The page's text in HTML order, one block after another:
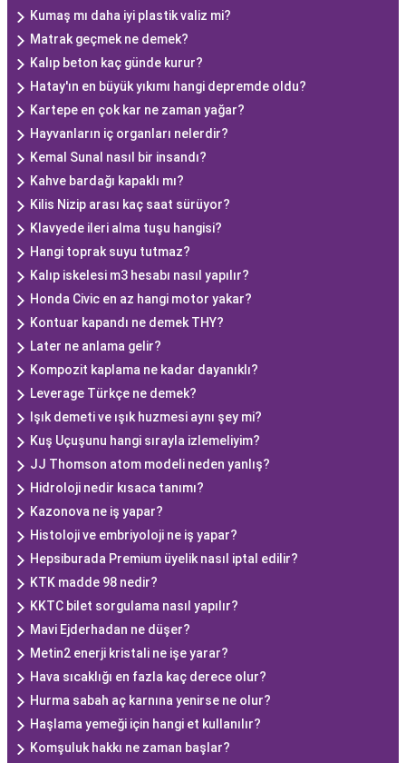
Kumaş mı daha iyi plastik valiz mi?
Matrak geçmek ne demek?
Kalıp beton kaç günde kurur?
Hatay'ın en büyük yıkımı hangi depremde oldu?
Kartepe en çok kar ne zaman yağar?
Hayvanların iç organları nelerdir?
Kemal Sunal nasıl bir insandı?
Kahve bardağı kapaklı mı?
Kilis Nizip arası kaç saat sürüyor?
Klavyede ileri alma tuşu hangisi?
Hangi toprak suyu tutmaz?
Kalıp iskelesi m3 hesabı nasıl yapılır?
Honda Civic en az hangi motor yakar?
Kontuar kapandı ne demek THY?
Later ne anlama gelir?
Kompozit kaplama ne kadar dayanıklı?
Leverage Türkçe ne demek?
Işık demeti ve ışık huzmesi aynı şey mi?
Kuş Uçuşunu hangi sırayla izlemeliyim?
JJ Thomson atom modeli neden yanlış?
Hidroloji nedir kısaca tanımı?
Kazonova ne iş yapar?
Histoloji ve embriyoloji ne iş yapar?
Hepsiburada Premium üyelik nasıl iptal edilir?
KTK madde 98 nedir?
KKTC bilet sorgulama nasıl yapılır?
Mavi Ejderhadan ne düşer?
Metin2 enerji kristali ne işe yarar?
Hava sıcaklığı en fazla kaç derece olur?
Hurma sabah aç karnına yenirse ne olur?
Haşlama yemeği için hangi et kullanılır?
Komşuluk hakkı ne zaman başlar?